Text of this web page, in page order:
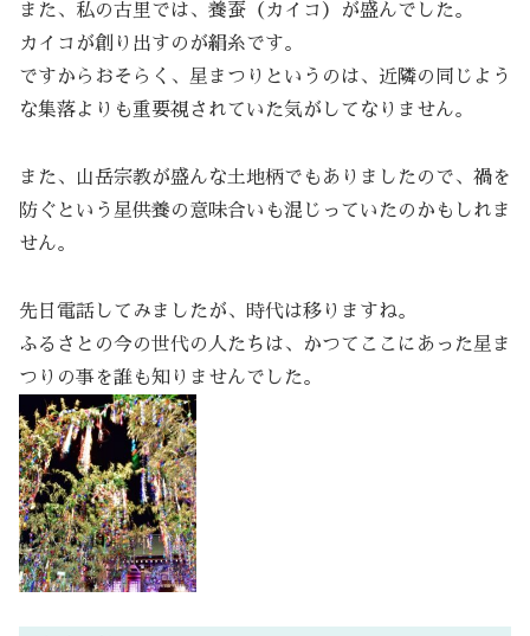
また、私の古里では、養蚕（カイコ）が盛んでした。
カイコが創り出すのが絹糸です。
ですからおそらく、星まつりというのは、近隣の同じよう
な集落よりも重要視されていた気がしてなりません。
また、山岳宗教が盛んな土地柄でもありましたので、禍を
防ぐという星供養の意味合いも混じっていたのかもしれま
せん。
先日電話してみましたが、時代は移りますね。
ふるさとの今の世代の人たちは、かつてここにあった星ま
つりの事を誰も知りませんでした。